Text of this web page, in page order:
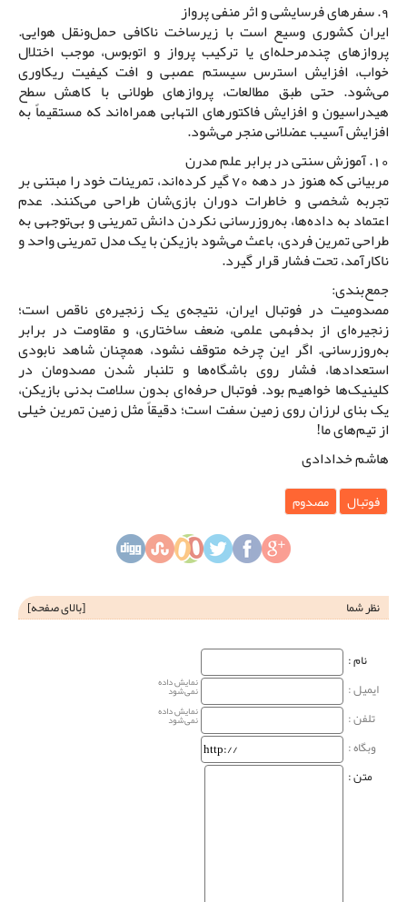
9. سفرهای فرسایشی و اثر منفی پرواز
ایران کشوری وسیع است با زیرساخت ناکافی حمل‌ونقل هوایی.
پروازهای چند‌مرحله‌ای یا ترکیب پرواز و اتوبوس، موجب اختلال
خواب، افزایش استرس سیستم عصبی و افت کیفیت ریکاوری
می‌شود. حتی طبق مطالعات، پروازهای طولانی با کاهش سطح
هیدراسیون و افزایش فاکتورهای التهابی همراه‌اند که مستقیماً به
افزایش آسیب عضلانی منجر می‌شود.
10. آموزش سنتی در برابر علم مدرن
مربیانی که هنوز در دهه 70 گیر کرده‌اند، تمرینات خود را مبتنی بر
تجربه شخصی و خاطرات دوران بازی‌شان طراحی می‌کنند. عدم
اعتماد به داده‌ها، به‌روزرسانی نکردن دانش تمرینی و بی‌توجهی به
طراحی تمرین فردی، باعث می‌شود بازیکن با یک مدل تمرینی واحد و
ناکارآمد، تحت فشار قرار گیرد.
جمع‌بندی:
مصدومیت در فوتبال ایران، نتیجه‌ی یک زنجیره‌ی ناقص است؛
زنجیره‌ای از بدفهمی علمی، ضعف ساختاری، و مقاومت در برابر
به‌روزرسانی. اگر این چرخه متوقف نشود، همچنان شاهد نابودی
استعدادها، فشار روی باشگاه‌ها و تلنبار شدن مصدومان در
کلینیک‌ها خواهیم بود. فوتبال حرفه‌ای بدون سلامت بدنی بازیکن،
یک بنای لرزان روی زمین سفت است؛ دقیقاً مثل زمین تمرین خیلی
از تیم‌های ما!
هاشم خدادادی
فوتبال مصدوم
نظر شما [بالای صفحه]
نام‌ :
ایمیل :
نمایش داده
نمی‌شود
تلفن : نمایش داده
نمی‌شود
وبگاه‌ :
متن :